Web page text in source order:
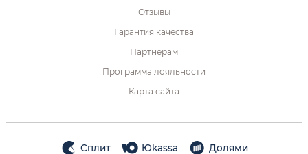
Отзывы
Гарантия качества
Партнёрам
Программа лояльности
Карта сайта
Сплит Юkassa Долями